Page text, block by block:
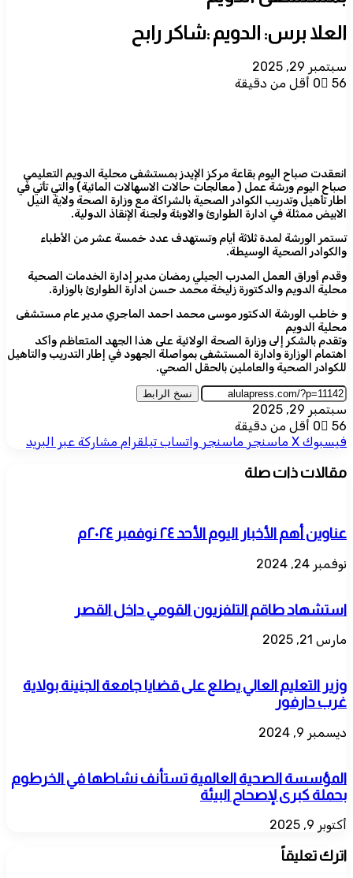
العلا برس: الدويم :شاكر رابح
سبتمبر 29, 2025
0
56 أقل من دقيقة
انعقدت صباح اليوم بقاعة مركز الإيدز بمستشفى محلية الدويم التعليمي
صباح اليوم ورشة عمل ( معالجات حالات الاسهالات المائية) والتي تأتي في
اطار تأهيل وتدريب الكوادر الصحية بالشراكة مع وزارة الصحة ولاية النيل
الابيض ممثلة في ادارة الطوارئ والاوبئة ولجنة الإنقاذ الدولية.
تستمر الورشة لمدة ثلاثة أيام وتستهدف عدد خمسة عشر من الأطباء
والكوادر الصحية الوسيطة.
وقدم أوراق العمل المدرب الجيلي رمضان مدير إدارة الخدمات الصحية
محلية الدويم والدكتورة زليخة محمد حسن ادارة الطوارئ بالوزارة.
و خاطب الورشة الدكتور موسى محمد احمد الماجري مدير عام مستشفى
محلية الدويم
وتقدم بالشكر إلى وزارة الصحة الولائية على هذا الجهد المتعاظم وأكد
اهتمام الوزارة وادارة المستشفى بمواصلة الجهود في إطار التدريب والتاهيل
للكوادر الصحية والعاملين بالحقل الصحي.
نسخ الرابط
سبتمبر 29, 2025
0
56
أقل من دقيقة
فيسبوك ‫X ماسنجر ماسنجر واتساب تيلقرام مشاركة عبر البريد
مقالات ذات صلة
عناوين أهم الأخبار اليوم الأحد ٢٤ نوفمبر ٢٠٢٤م
نوفمبر 24, 2024
استشهاد طاقم التلفزيون القومي داخل القصر
مارس 21, 2025
وزير التعليم العالي يطلع على قضايا جامعة الجنينة بولاية
غرب دارفور
ديسمبر 9, 2024
المؤسسة الصحية العالمية تستأنف نشاطها في الخرطوم
بحملة كبرى لإصحاح البيئة
أكتوبر 9, 2025
اترك تعليقاً